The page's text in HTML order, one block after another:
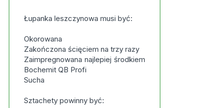
Łupanka leszczynowa musi być:
Okorowana
Zakończona ścięciem na trzy razy
Zaimpregnowana najlepiej środkiem
Bochemit QB Profi
Sucha
Sztachety powinny być: